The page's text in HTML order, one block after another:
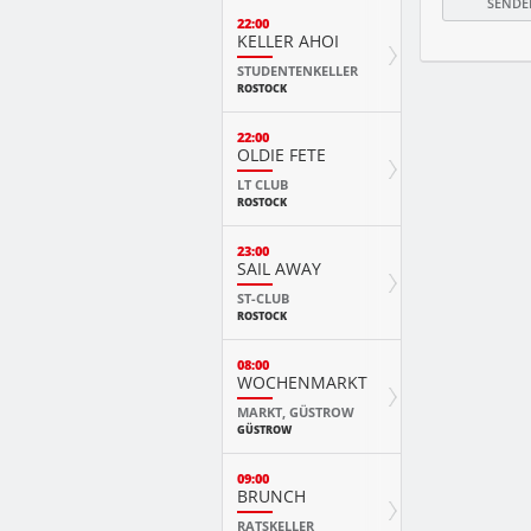
22:00
KELLER AHOI
STUDENTENKELLER
ROSTOCK
22:00
OLDIE FETE
LT CLUB
ROSTOCK
23:00
SAIL AWAY
ST-CLUB
ROSTOCK
08:00
WOCHENMARKT
MARKT, GÜSTROW
GÜSTROW
09:00
BRUNCH
RATSKELLER